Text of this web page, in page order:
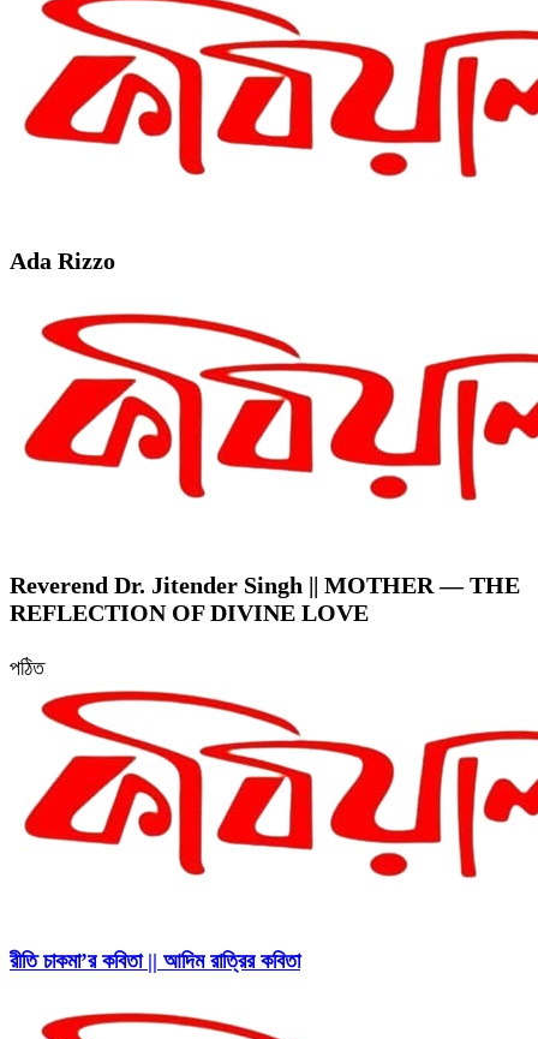
Ada Rizzo
Reverend Dr. Jitender Singh || MOTHER — THE
REFLECTION OF DIVINE LOVE
পঠিত
রীতি চাকমা’র কবিতা || আদিম রাত্রির কবিতা